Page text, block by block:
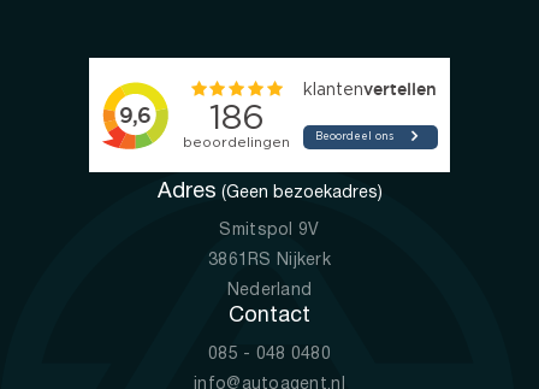
Adres (Geen bezoekadres)
Smitspol 9V
3861RS Nijkerk
Nederland
Contact
085 - 048 0480
info@autoagent.nl